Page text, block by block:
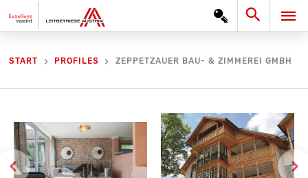
Inhalt
Search
START PROFILES ZEPPETZAUER BAU- & ZIMMEREI GMBH